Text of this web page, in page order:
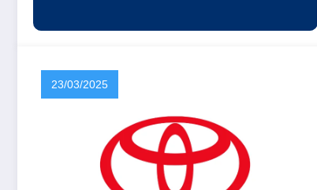
23/03/2025